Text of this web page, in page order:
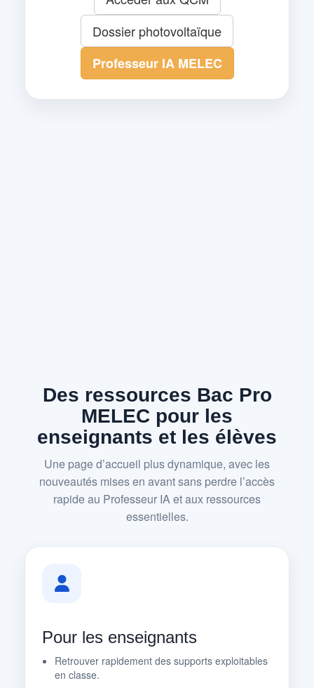
Dossier photovoltaïque
Professeur IA MELEC
Des ressources Bac Pro
MELEC pour les
enseignants et les élèves
Une page d’accueil plus dynamique, avec les
nouveautés mises en avant sans perdre l’accès
rapide au Professeur IA et aux ressources
essentielles.
Pour les enseignants
Retrouver rapidement des supports exploitables
en classe.